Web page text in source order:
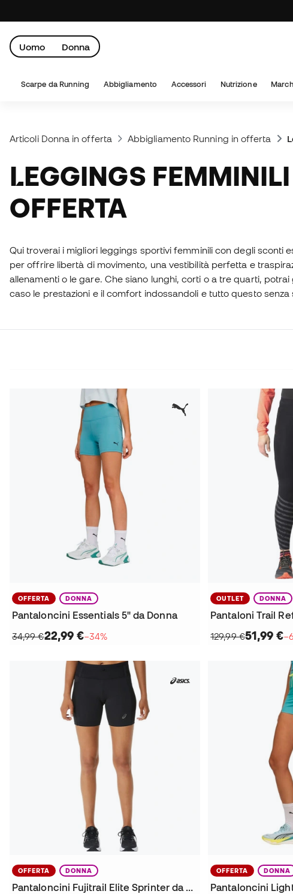
Uomo Donna
Scarpe da Running Abbigliamento Accessori Nutrizione
Articoli Donna in offerta Abbigliamento Running in offerta
LEGGINGS FEMMINILI IN
OFFERTA
Qui troverai i migliori leggings sportivi femminili con degli sconti
per offrire libertà di movimento, una vestibilità perfetta e
allenamenti o le gare. Che siano lunghi, corti o a tre quarti,
caso le prestazioni e il comfort indossandoli e tutto questo
OFFERTA DONNA
Pantaloncini Essentials 5" da Donna
34,99 €22,99 €−34%
OUTLET DONNA
Pantaloni Trail
129,99 €51,99 €
OFFERTA DONNA
Pantaloncini Fujitrail Elite Sprinter da Donna
OFFERTA DONNA